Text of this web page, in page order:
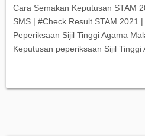
Cara Semakan Keputusan STAM
SMS | #Check Result STAM 2021
Peperiksaan Sijil Tinggi Agama
Keputusan peperiksaan Sijil Tinggi